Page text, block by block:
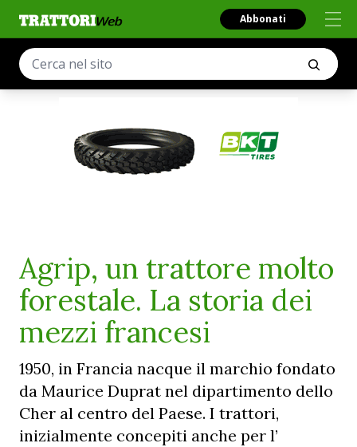
Abbonati
Agrip, un trattore molto
forestale. La storia dei
mezzi francesi
1950, in Francia nacque il marchio fondato
da Maurice Duprat nel dipartimento dello
Cher al centro del Paese. I trattori,
inizialmente concepiti anche per l’